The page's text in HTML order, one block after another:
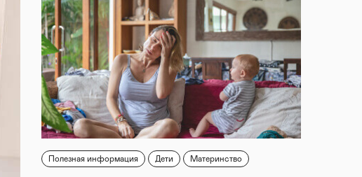
Полезная информация Дети Материнство